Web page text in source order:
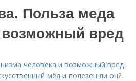
Польза меда
возможный вред
человека и возможный вред
мёд и полезен ли он?